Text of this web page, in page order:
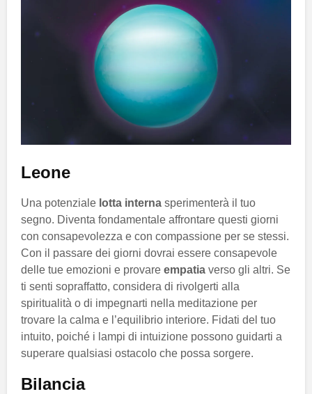
Leone
Una potenziale lotta interna sperimenterà il tuo
segno. Diventa fondamentale affrontare questi giorni
con consapevolezza e con compassione per se stessi.
Con il passare dei giorni dovrai essere consapevole
delle tue emozioni e provare empatia verso gli altri. Se
ti senti sopraffatto, considera di rivolgerti alla
spiritualità o di impegnarti nella meditazione per
trovare la calma e l’equilibrio interiore. Fidati del tuo
intuito, poiché i lampi di intuizione possono guidarti a
superare qualsiasi ostacolo che possa sorgere.
Bilancia